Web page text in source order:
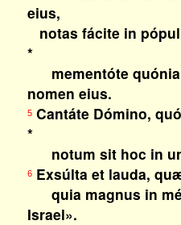
eius,
notas fácite in
*
mementóte
nomen eius.
5Cantáte Dómino,
*
notum sit hoc in
6Exsúlta et lauda,
quia magnus in
Israel».